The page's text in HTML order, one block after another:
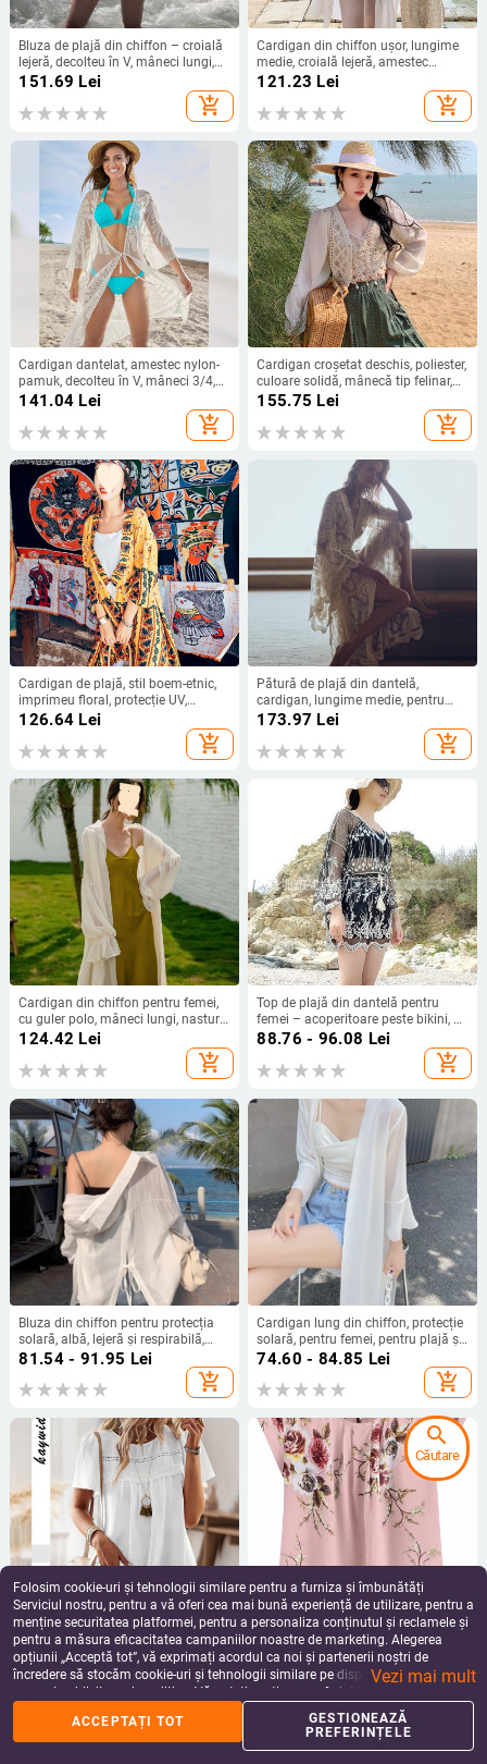
Bluza de plajă din chiffon – croială
lejeră, decolteu în V, mâneci lungi,
lungime medie 65–80 cm, protecție
151.69 Lei
add_shopping_cart
Cardigan din chiffon ușor, lungime
medie, croială lejeră, amestec
poliester-polipropilen, mâneci tip
121.23 Lei
add_shopping_cart
Cardigan dantelat, amestec nylon-
pamuk, decolteu în V, mâneci 3/4,
croială liberă
141.04 Lei
add_shopping_cart
Cardigan croșetat deschis, poliester,
culoare solidă, mânecă tip felinar,
guler ondulat
155.75 Lei
add_shopping_cart
Cardigan de plajă, stil boem-etnic,
imprimeu floral, protecție UV,
croială lejeră
126.64 Lei
add_shopping_cart
Pătură de plajă din dantelă,
cardigan, lungime medie, pentru
femei
173.97 Lei
add_shopping_cart
Cardigan din chiffon pentru femei,
cu guler polo, mâneci lungi, nasturi,
stil urban, 95% poliester
124.42 Lei
add_shopping_cart
Top de plajă din dantelă pentru
femei – acoperitoare peste bikini, cu
decupaje și protecție solară
88.76 - 96.08 Lei
add_shopping_cart
Bluza din chiffon pentru protecția
solară, albă, lejeră și respirabilă,
vară 2026, spate decupat cu șnur,
81.54 - 91.95 Lei
add_shopping_cart
Cardigan lung din chiffon, protecție
solară, pentru femei, pentru plajă și
fotografii
74.60 - 84.85 Lei
add_shopping_cart
Tricou pentru femei Kaikuo Cross-
Border Amazon 2024 Primăvara și
vara Export Casual Culoare solidă
Guler rotund Top cu mânecă scurtă
139.73Lei
add_shopping_cart
Cantitate mare Spot Crossborder
2024 Tricou casual pentru femei cu
guler rotund, cu flori, plisat, slim,
Aliexpress wish Print Short
103.92Lei
add_shopping_cart
Folosim cookie-uri și tehnologii similare pentru a furniza și îmbunătăți
Serviciul nostru, pentru a vă oferi cea mai bună experiență de utilizare, pentru a
menține securitatea platformei, pentru a personaliza conținutul și reclamele și
pentru a măsura eficacitatea campaniilor noastre de marketing. Alegerea
opțiunii „Acceptă tot”, vă exprimați acordul ca noi și partenerii noștri de
încredere să stocăm cookie-uri și tehnologii similare pe dispozitivul dvs. în
scopuri publicitare și analitice. Vă puteți gestiona preferințele în orice moment
făcând clic pe „Gestionează preferințele”. Pentru mai multe informații, vă
rugăm să consultațiPolitica noastră de confidențialitate.
Vezi mai mult
ACCEPTAȚI TOT
GESTIONEAZĂ
PREFERINȚELE
search
Căutare